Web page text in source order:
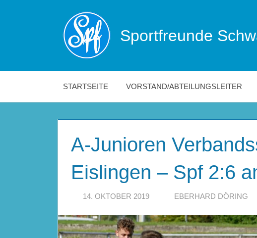
Sportfreunde
Die
offizielle
Sportfreunde
STARTSEITE VORSTAND/ABTEILUNGSLEITER
A-Junioren
Eislingen – Spf 2:6
14. OKTOBER 2019 EBERHARD DÖRING